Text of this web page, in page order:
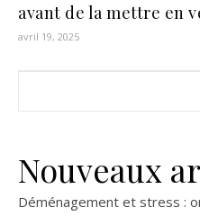
avant de la mettre en
avril 19, 2025
Nouveaux
Déménagement et stress :